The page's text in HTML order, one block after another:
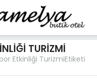
TURIZMI
Etkinliği TurizmiEtiketi